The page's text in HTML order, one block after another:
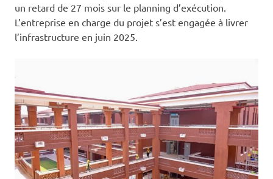
un retard de 27 mois sur le planning d’exécution.
L’entreprise en charge du projet s’est engagée à livrer
l’infrastructure en juin 2025.